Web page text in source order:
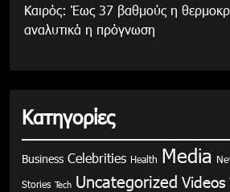
Καιρός: Έως 37 βαθμούς η
αναλυτικά η πρόγνωση
Κατηγορίες
Business Celebrities Health Media
Stories Tech Uncategorized Videos